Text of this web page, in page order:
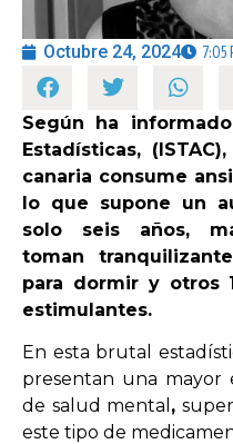
ENTREVISTAS
OPINIÓN
PROGRAMAS
Octubre 24, 2024 7:05
Según ha
Estadísticas,
canaria consume
lo que supone un
solo seis años,
toman
para dormir y otros
estimulantes.
En esta brutal
presentan una mayor
de salud mental ,
este tipo de